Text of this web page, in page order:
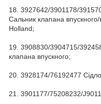
18. 3927642/3901178/
Сальник клапана
Holland;
19. 3908830/3904715/
клапана впускного;
20. 3928174/76192477
21. 3901177/75208232/